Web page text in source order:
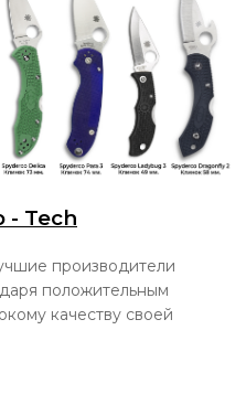
- Tech
производители
положительным
качеству своей